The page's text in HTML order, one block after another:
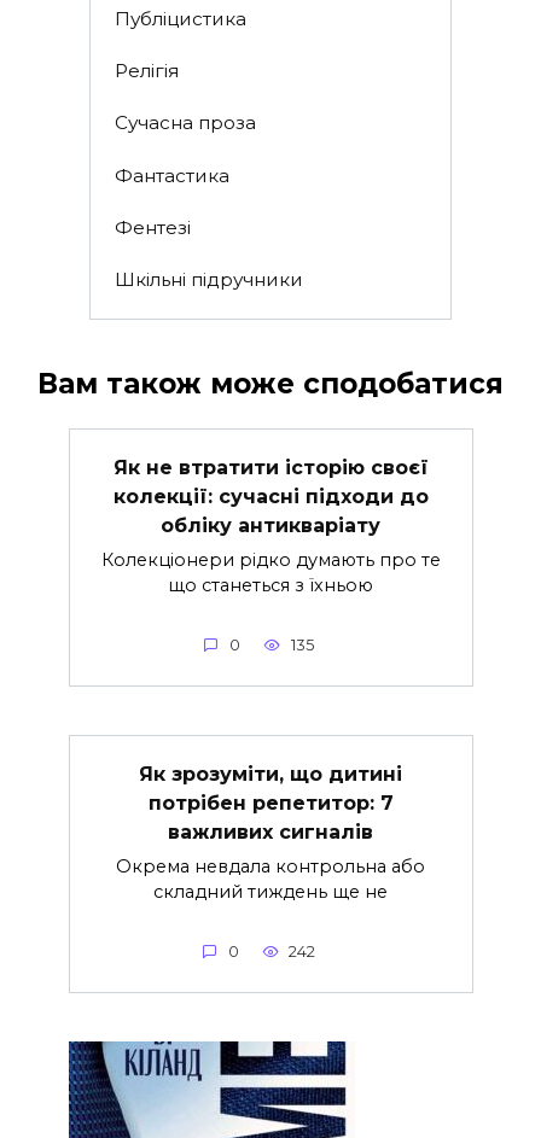
Публіцистика
Релігія
Сучасна проза
Фантастика
Фентезі
Шкільні підручники
Вам також може сподобатися
Як не втратити історію своєї
колекції: сучасні підходи до
обліку антикваріату
Колекціонери рідко думають про те
що станеться з їхньою
0 135
Як зрозуміти, що дитині
потрібен репетитор: 7
важливих сигналів
Окрема невдала контрольна або
складний тиждень ще не
0 242